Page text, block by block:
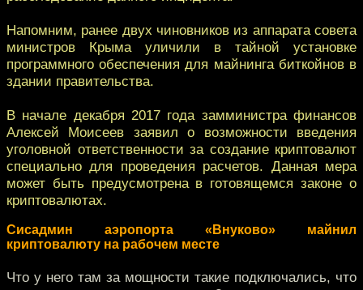
Напомним, ранее двух чиновников из аппарата совета
министров Крыма уличили в тайной установке
программного обеспечения для майнинга биткойнов в
здании правительства.
В начале декабря 2017 года замминистра финансов
Алексей Моисеев заявил о возможности введения
уголовной ответственности за создание криптовалют
специально для проведения расчетов. Данная мера
может быть предусмотрена в готовящемся законе о
криптовалютах.
Сисадмин аэропорта «Внуково» майнил
криптовалюту на рабочем месте
Что у него там за мощности такие подключались, что